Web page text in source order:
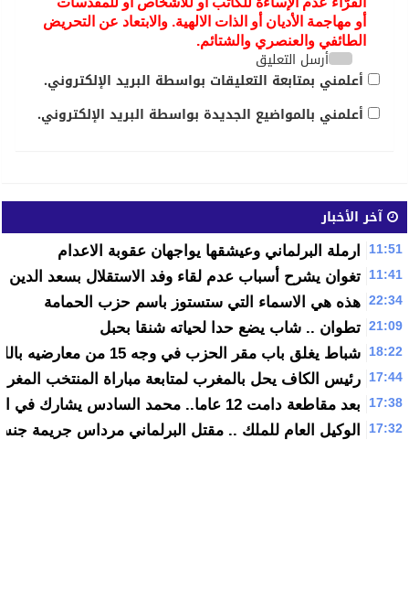
أو مهاجمة الأديان أو الذات الالهية. والابتعاد عن التحريض
الطائفي والعنصري والشتائم.
أرسل التعليق
أعلمني بمتابعة التعليقات بواسطة البريد الإلكتروني.
أعلمني بالمواضيع الجديدة بواسطة البريد الإلكتروني.
آخر الأخبار
11:51 ارملة البرلماني وعيشقها يواجهان عقوبة الاعدام
11:41 تغوان يشرح أسباب عدم لقاء وفد الاستقلال بسعد الدين
22:34 هذه هي الاسماء التي ستستوز باسم حزب الحمامة
21:09 تطوان .. شاب يضع حدا لحياته شنقا بحبل
18:22 شباط يغلق باب مقر الحزب في وجه 15 من معارضيه باللجنة التنفيدية
17:44 رئيس الكاف يحل بالمغرب لمتابعة مباراة المنتخب
17:38 بعد مقاطعة دامت 12 عاما.. محمد السادس يشارك في القمة العربية
17:32 الوكيل العام للملك .. مقتل البرلماني مرداس جريمة جنس